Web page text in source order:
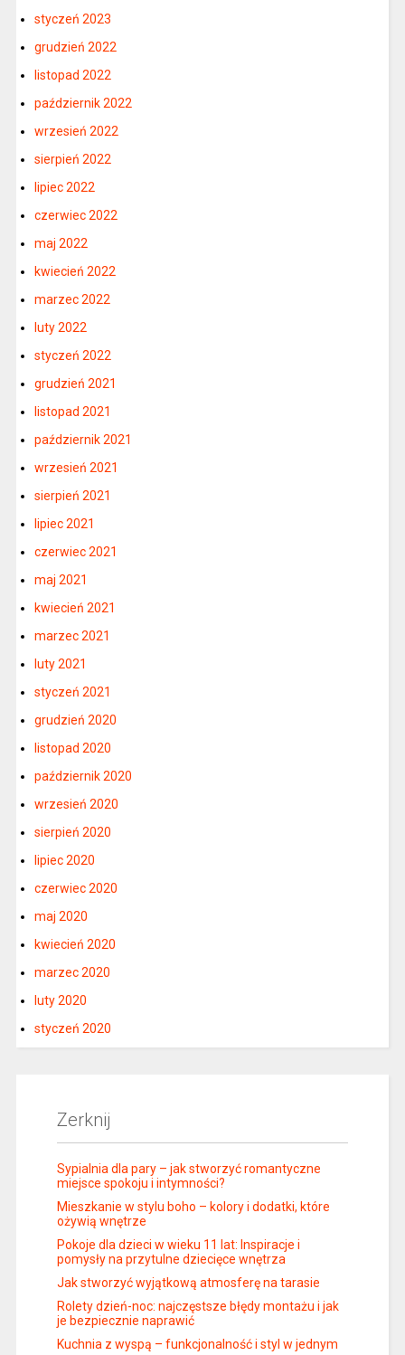
styczeń 2023
grudzień 2022
listopad 2022
październik 2022
wrzesień 2022
sierpień 2022
lipiec 2022
czerwiec 2022
maj 2022
kwiecień 2022
marzec 2022
luty 2022
styczeń 2022
grudzień 2021
listopad 2021
październik 2021
wrzesień 2021
sierpień 2021
lipiec 2021
czerwiec 2021
maj 2021
kwiecień 2021
marzec 2021
luty 2021
styczeń 2021
grudzień 2020
listopad 2020
październik 2020
wrzesień 2020
sierpień 2020
lipiec 2020
czerwiec 2020
maj 2020
kwiecień 2020
marzec 2020
luty 2020
styczeń 2020
Zerknij
Sypialnia dla pary – jak stworzyć romantyczne
miejsce spokoju i intymności?
Mieszkanie w stylu boho – kolory i dodatki, które
ożywią wnętrze
Pokoje dla dzieci w wieku 11 lat: Inspiracje i
pomysły na przytulne dziecięce wnętrza
Jak stworzyć wyjątkową atmosferę na tarasie
Rolety dzień-noc: najczęstsze błędy montażu i jak
je bezpiecznie naprawić
Kuchnia z wyspą – funkcjonalność i styl w jednym